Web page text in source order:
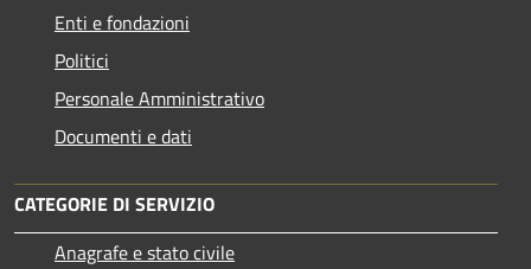
Enti e fondazioni
Politici
Personale Amministrativo
Documenti e dati
CATEGORIE DI SERVIZIO
Anagrafe e stato civile